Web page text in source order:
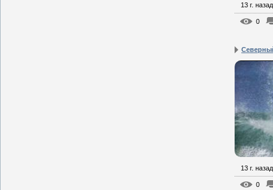
13 г. назад
0
13 г. назад
0